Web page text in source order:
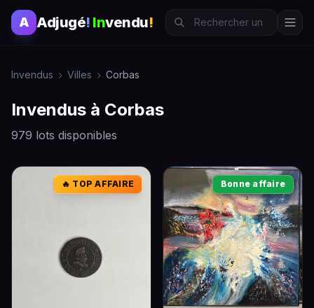
A Adjugé! Invendu!
Invendus Villes Corbas
Invendus à Corbas
979 lots disponibles
🔥 TOP AFFAIRE Bonne affaire